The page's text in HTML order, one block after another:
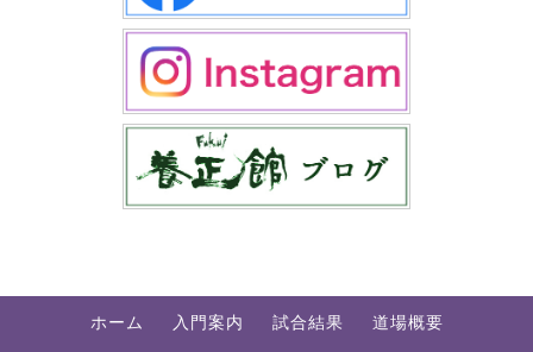
ホーム 入門案内 試合結果 道場概要